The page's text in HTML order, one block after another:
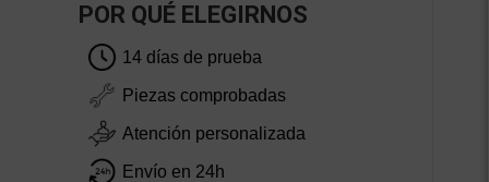
POR QUÉ ELEGIRNOS
14 días de prueba
Piezas comprobadas
Atención personalizada
Envío en 24h